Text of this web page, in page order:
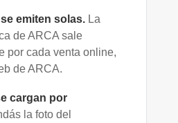
emiten solas. La
de ARCA sale
por cada venta online,
de ARCA.
cargan por
la foto del